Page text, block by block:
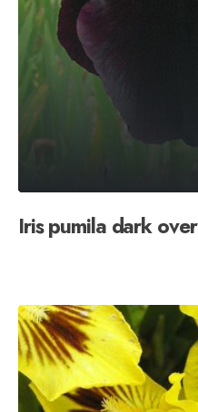
Iris pumila dark over